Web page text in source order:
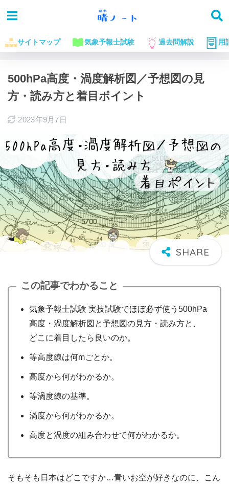
サイトマップ 気象予報士試験 過去問解説 用
ホーム 気象予報士試験に役立つお話
500hPa高度・渦度解析図／予想図の見
方・読み方と着目ポイント
2023年9月7日
この記事でわかること
気象予報士試験 実技試験でほぼ必ず使う500hPa
高度・渦度解析図と予想図の見方・読み方と、
どこに着目したら良いのか。
等高度線は何mごとか。
高度から何がわかるか。
等渦度線の基準。
渦度から何がわかるか。
高度と渦度の組み合わせで何がわかるか。
そもそも日本はどこですか…青いお空が好きなのに、こん